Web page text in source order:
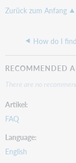
Zurück zum Anfang
RECOMMENDED
There are no
Artikel
FAQ
Language
English